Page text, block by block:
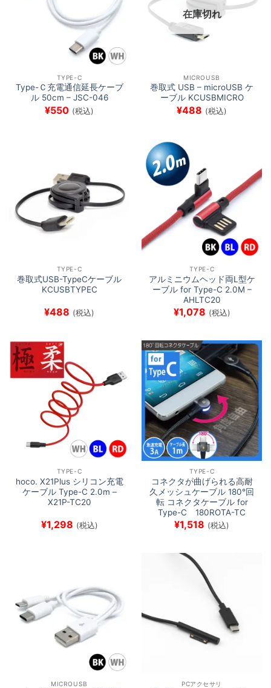
TYPE-C
Type-Ｃ充電通信延長ケーブ
ル 50cm – JSC-046
¥550 (税込)
在庫切れ
MICROUSB
巻取式 USB – microUSB ケ
ーブル KCUSBMICRO
¥488 (税込)
TYPE-C
巻取式USB-TypeCケーブル
KCUSBTYPEC
¥488 (税込)
TYPE-C
アルミニウムヘッド両L型ケ
ーブル for Type-C 2.0M –
AHLTC20
¥1,078 (税込)
TYPE-C
hoco. X21Plus シリコン充電
ケーブル Type-C 2.0m –
X21P-TC20
¥1,298 (税込)
TYPE-C
コネクタが曲げられる高耐
久メッシュケーブル 180°回
転 コネクタケーブル for
Type-C 180ROTA-TC
¥1,518 (税込)
MICROUSB PCアクセサリ